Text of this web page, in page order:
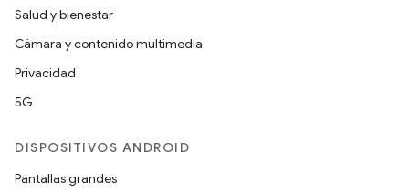
Salud y bienestar
Cámara y contenido multimedia
Privacidad
5G
DISPOSITIVOS ANDROID
Pantallas grandes